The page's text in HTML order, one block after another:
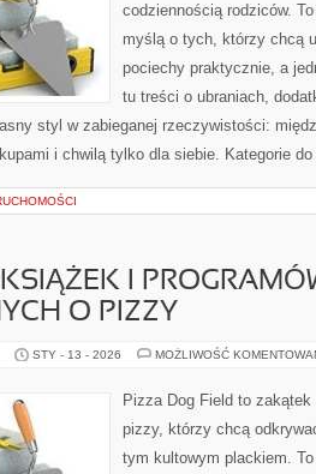
codziennością rodziców.
myślą o tych, którzy chcą
pociechy praktycznie, a
tu treści o ubraniach,
styl w zabieganej rzeczywistości:
i chwilą tylko dla siebie. Kategorie
KSIĄŻEK I
O PIZZY
STY - 13 - 2026 MOŻLIWOŚĆ
Pizza Dog Field to
pizzy, którzy chcą
tym kultowym plackiem.